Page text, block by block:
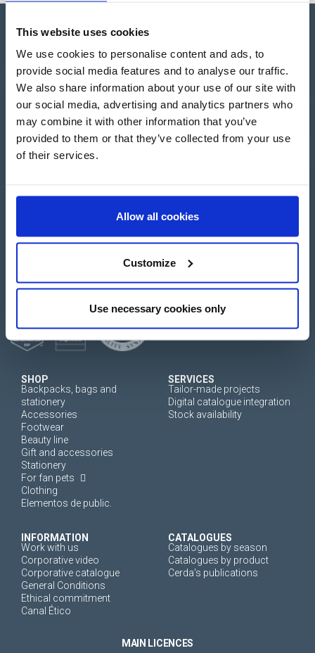
This website uses cookies
We use cookies to personalise content and ads, to
provide social media features and to analyse our traffic.
We also share information about your use of our site with
our social media, advertising and analytics partners who
may combine it with other information that you’ve
provided to them or that they’ve collected from your use
of their services.
Allow all cookies
Customize
Use necessary cookies only
Apartado de Correos nº 45
Artesans 1 - 46850 L'Olleria
(Valencia-Spain)
+34 962 200 502
+39 0694 806 334
Login
Create an account
SHOP
Backpacks, bags and
stationery
Accessories
Footwear
Beauty line
Gift and accessories
Stationery
For fan pets
Clothing
Elementos de public.
SERVICES
Tailor-made projects
Digital catalogue integration
Stock availability
INFORMATION
Work with us
Corporative video
Corporative catalogue
General Conditions
Ethical commitment
Canal Ético
CATALOGUES
Catalogues by season
Catalogues by product
Cerda's publications
MAIN LICENCES